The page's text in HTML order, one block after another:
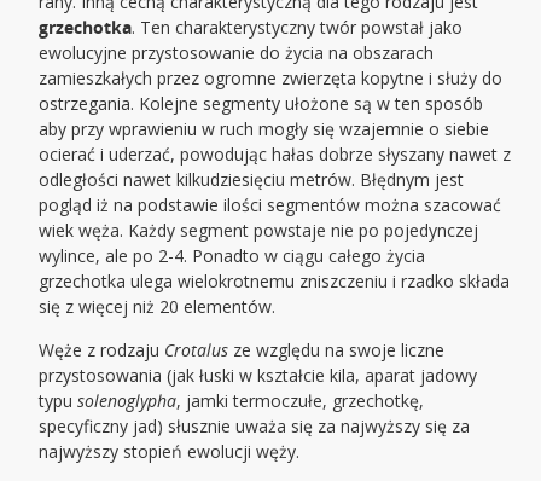
grzechotka. Ten charakterystyczny twór powstał jako
ewolucyjne przystosowanie do życia na obszarach
zamieszkałych przez ogromne zwierzęta kopytne i służy do
ostrzegania. Kolejne segmenty ułożone są w ten sposób
aby przy wprawieniu w ruch mogły się wzajemnie o siebie
ocierać i uderzać, powodując hałas dobrze słyszany nawet z
odległości nawet kilkudziesięciu metrów. Błędnym jest
pogląd iż na podstawie ilości segmentów można szacować
wiek węża. Każdy segment powstaje nie po pojedynczej
wylince, ale po 2-4. Ponadto w ciągu całego życia
grzechotka ulega wielokrotnemu zniszczeniu i rzadko składa
się z więcej niż 20 elementów.
Węże z rodzaju Crotalus ze względu na swoje liczne
przystosowania (jak łuski w kształcie kila, aparat jadowy
typusolenoglypha, jamki termoczułe, grzechotkę,
specyficzny jad) słusznie uważa się za najwyższy się za
najwyższy stopień ewolucji węży.